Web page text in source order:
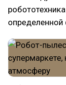
определенной